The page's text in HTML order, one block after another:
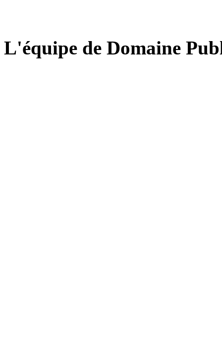
L'équipe de Domaine